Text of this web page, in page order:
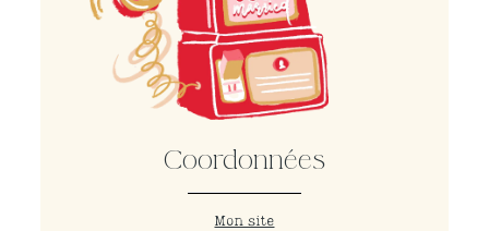
Coordonnées
Mon site